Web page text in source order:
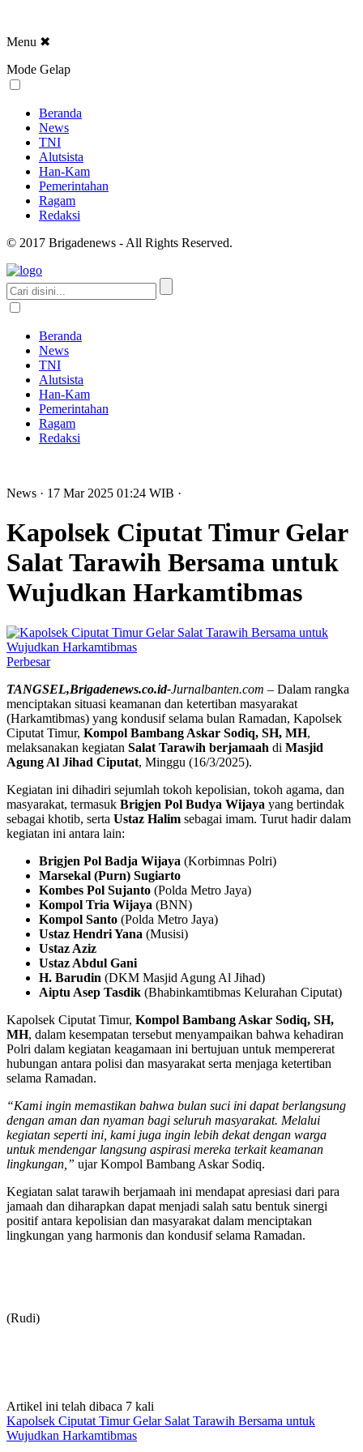
Menu ✖
Mode Gelap
Beranda
News
TNI
Alutsista
Han-Kam
Pemerintahan
Ragam
Redaksi
© 2017 Brigadenews - All Rights Reserved.
Beranda
News
TNI
Alutsista
Han-Kam
Pemerintahan
Ragam
Redaksi
News · 17 Mar 2025 01:24 WIB ·
Kapolsek Ciputat Timur Gelar
Salat Tarawih Bersama untuk
Wujudkan Harkamtibmas
Perbesar
TANGSEL,Brigadenews.co.id-Jurnalbanten.com – Dalam rangka
menciptakan situasi keamanan dan ketertiban masyarakat
(Harkamtibmas) yang kondusif selama bulan Ramadan, Kapolsek
Ciputat Timur, Kompol Bambang Askar Sodiq, SH, MH,
melaksanakan kegiatan Salat Tarawih berjamaah di Masjid
Agung Al Jihad Ciputat, Minggu (16/3/2025).
Kegiatan ini dihadiri sejumlah tokoh kepolisian, tokoh agama, dan
masyarakat, termasuk Brigjen Pol Budya Wijaya yang bertindak
sebagai khotib, serta Ustaz Halim sebagai imam. Turut hadir dalam
kegiatan ini antara lain:
Brigjen Pol Badja Wijaya (Korbimnas Polri)
Marsekal (Purn) Sugiarto
Kombes Pol Sujanto (Polda Metro Jaya)
Kompol Tria Wijaya (BNN)
Kompol Santo (Polda Metro Jaya)
Ustaz Hendri Yana (Musisi)
Ustaz Aziz
Ustaz Abdul Gani
H. Barudin (DKM Masjid Agung Al Jihad)
Aiptu Asep Tasdik (Bhabinkamtibmas Kelurahan Ciputat)
Kapolsek Ciputat Timur, Kompol Bambang Askar Sodiq, SH,
MH, dalam kesempatan tersebut menyampaikan bahwa kehadiran
Polri dalam kegiatan keagamaan ini bertujuan untuk mempererat
hubungan antara polisi dan masyarakat serta menjaga ketertiban
selama Ramadan.
“Kami ingin memastikan bahwa bulan suci ini dapat berlangsung
dengan aman dan nyaman bagi seluruh masyarakat. Melalui
kegiatan seperti ini, kami juga ingin lebih dekat dengan warga
untuk mendengar langsung aspirasi mereka terkait keamanan
lingkungan,” ujar Kompol Bambang Askar Sodiq.
Kegiatan salat tarawih berjamaah ini mendapat apresiasi dari para
jamaah dan diharapkan dapat menjadi salah satu bentuk sinergi
positif antara kepolisian dan masyarakat dalam menciptakan
lingkungan yang harmonis dan kondusif selama Ramadan.
(Rudi)
Artikel ini telah dibaca 7 kali
Kapolsek Ciputat Timur Gelar Salat Tarawih Bersama untuk
Wujudkan Harkamtibmas